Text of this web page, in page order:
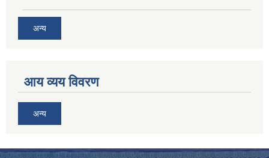
अन्य
आय व्यय विवरण
अन्य